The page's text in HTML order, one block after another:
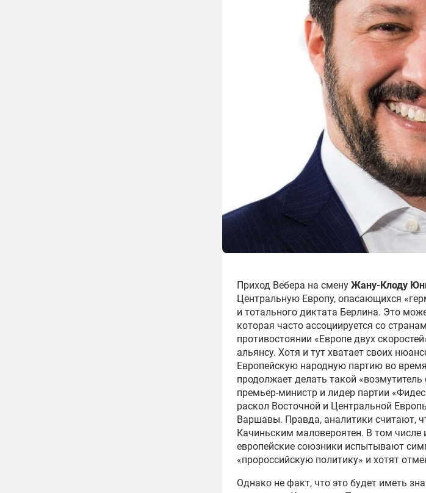
Приход Вебера на смену Жану-Клоду
Центральную Европу, опасающихся
и тотального диктата Берлина. Это
которая часто ассоциируется со
противостоянии «Европе двух
альянсу. Хотя и тут хватает своих
Европейскую народную партию во
продолжает делать такой «возмутитель
премьер-министр и лидер партии
раскол Восточной и Центральной
Варшавы. Правда, аналитики считают,
Качиньским маловероятен. В том числе
европейские союзники испытывают
«пророссийскую политику» и хотят
Однако не факт, что это будет иметь